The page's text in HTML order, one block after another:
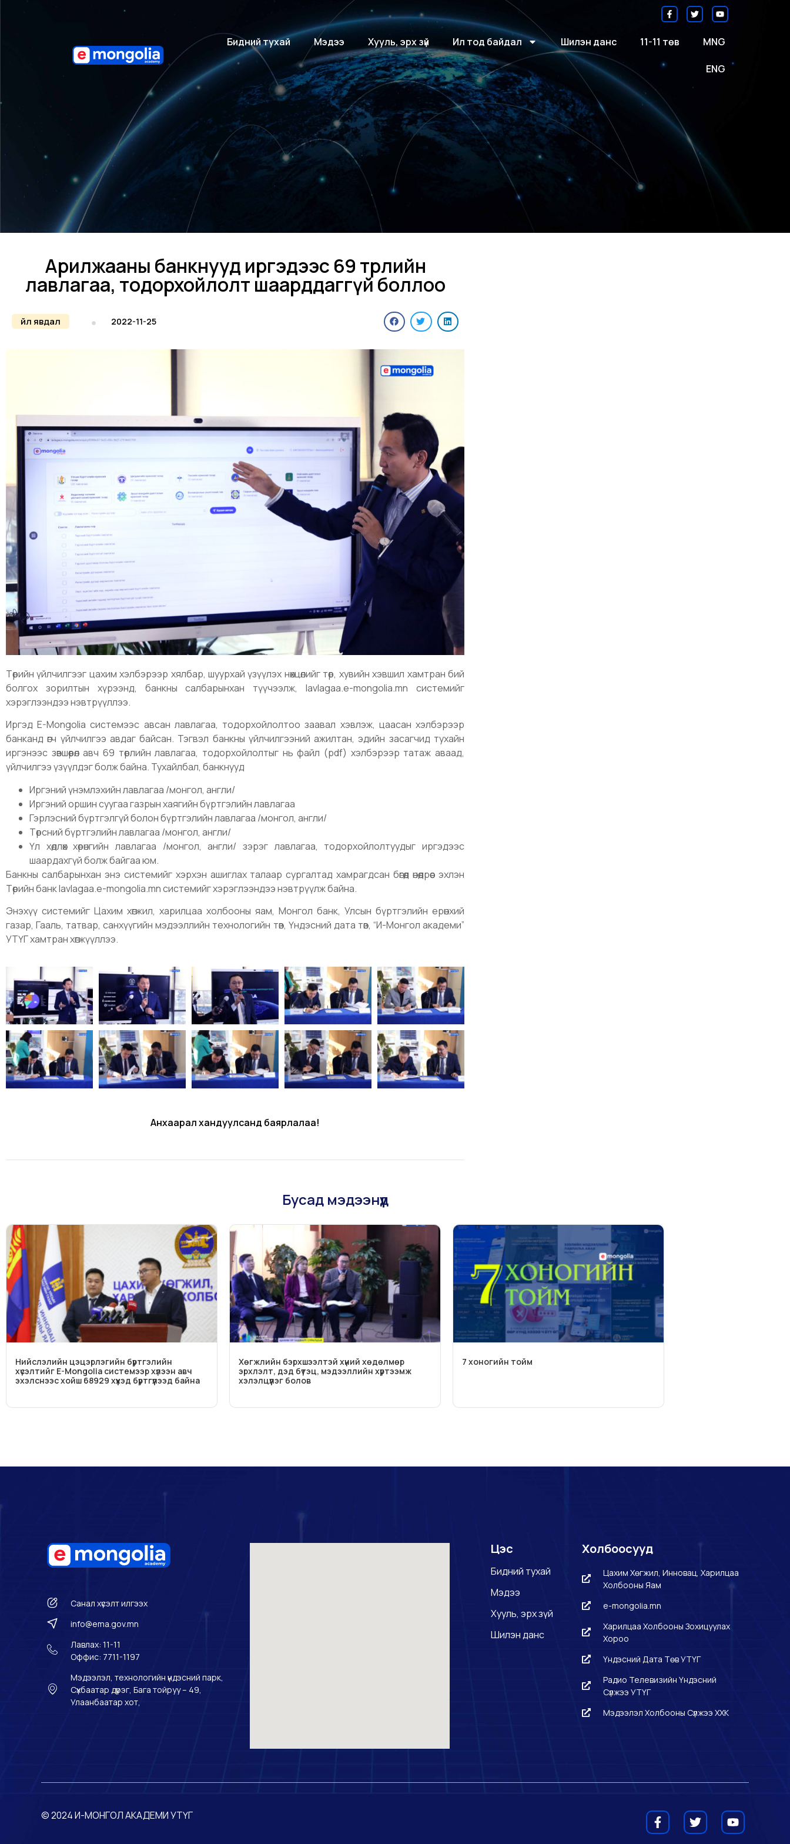
Бидний тухай Мэдээ Хууль, эрх зүй Ил тод байдал Шилэн данс 11-11 төв MNG
ENG
Арилжааны банкнууд иргэдээс 69 төрлийн
лавлагаа, тодорхойлолт шаарддаггүй боллоо
Үйл явдал 2022-11-25
Төрийн үйлчилгээг цахим хэлбэрээр хялбар, шуурхай үзүүлэх нөхцөлийг төр, хувийн хэвшил хамтран бий
болгох зорилтын хүрээнд, банкны салбарынхан түүчээлж, lavlagaa.e-mongolia.mn системийг
хэрэглээндээ нэвтрүүллээ.
Иргэд E-Mongolia системээс авсан лавлагаа, тодорхойлолтоо заавал хэвлэж, цаасан хэлбэрээр
банканд өгч үйлчилгээ авдаг байсан. Тэгвэл банкны үйлчилгээний ажилтан, эдийн засагчид тухайн
иргэнээс зөвшөөрөл авч 69 төрлийн лавлагаа, тодорхойлолтыг нь файл (pdf) хэлбэрээр татаж аваад,
үйлчилгээ үзүүлдэг болж байна. Тухайлбал, банкнууд
Иргэний үнэмлэхийн лавлагаа /монгол, англи/
Иргэний оршин суугаа газрын хаягийн бүртгэлийн лавлагаа
Гэрлэсний бүртгэлгүй болон бүртгэлийн лавлагаа /монгол, англи/
Төрсний бүртгэлийн лавлагаа /монгол, англи/
Үл хөдлөх хөрөнгийн лавлагаа /монгол, англи/ зэрэг лавлагаа, тодорхойлолтуудыг иргэдээс
шаардахгүй болж байгаа юм.
Банкны салбарынхан энэ системийг хэрхэн ашиглах талаар сургалтад хамрагдсан бөгөөд өнөөдрөөс эхлэн
Төрийн банк lavlagaa.e-mongolia.mn системийг хэрэглээндээ нэвтрүүлж байна.
Энэхүү системийг Цахим хөгжил, харилцаа холбооны яам, Монгол банк, Улсын бүртгэлийн ерөнхий
газар, Гааль, татвар, санхүүгийн мэдээллийн технологийн төв, Үндэсний дата төв, “И-Монгол академи”
УТҮГ хамтран хөгжүүллээ.
Анхаарал хандуулсанд баярлалаа!
Бусад мэдээнүүд
Нийслэлийн цэцэрлэгийн бүртгэлийн
хүсэлтийг E-Mongolia системээр хүлээн авч
эхэлснээс хойш 68929 хүүхэд бүртгүүлээд байна
Хөгжлийн бэрхшээлтэй хүний хөдөлмөр
эрхлэлт, дэд бүтэц, мэдээллийн хүртээмж
хэлэлцүүлэг болов
7 хоногийн тойм
Санал хүсэлт илгээх
info@ema.gov.mn
Лавлах: 11-11
Оффис: 7711-1197
Мэдээлэл, технологийн үндэсний парк,
Сүхбаатар дүүрэг, Бага тойруу – 49,
Улаанбаатар хот,
Цэс
Бидний тухай
Мэдээ
Хууль, эрх зүй
Шилэн данс
Холбоосууд
Цахим Хөгжил, Инновац, Харилцаа
Холбооны Яам
e-mongolia.mn
Харилцаа Холбооны Зохицуулах
Хороо
Үндэсний Дата Төв УТҮГ
Радио Телевизийн Үндэсний
Сүлжээ УТҮГ
Мэдээлэл Холбооны Сүлжээ ХХК
© 2024 И-МОНГОЛ АКАДЕМИ УТҮГ